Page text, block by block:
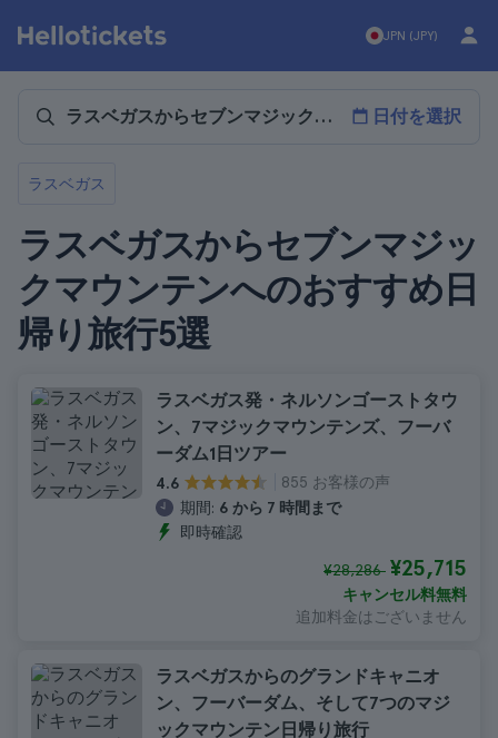
JPN (JPY)
日付を選択
ラスベガス
ラスベガスからセブンマジッ
クマウンテンへのおすすめ日
帰り旅行5選
ラスベガス発・ネルソンゴーストタウ
ン、7マジックマウンテンズ、フーバ
ーダム1日ツアー
4.6
855 お客様の声
期間: 6 から 7 時間まで
即時確認
¥28,286 ¥25,715
キャンセル料無料
追加料金はございません
ラスベガスからのグランドキャニオ
ン、フーバーダム、そして7つのマジ
ックマウンテン日帰り旅行